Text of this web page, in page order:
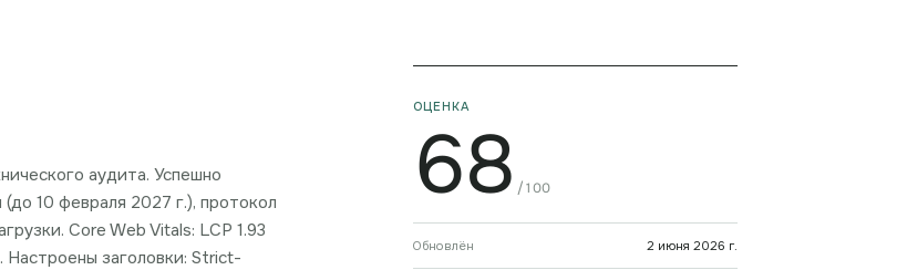
аудита. Успешно
10 февраля 2027 г.), протокол
Core Web Vitals: LCP 1.93
Настроены заголовки: Strict-
ОЦЕНКА
68 /100
Обновлён 2 июня 2026 г.